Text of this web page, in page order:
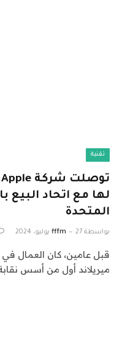
تقنية
لها مع اتحاد البيع
المتحدة
بواسطة fffm 27 يوليو، 2024
قبل عامين، كان العمال
ميريلاند أول من أسس